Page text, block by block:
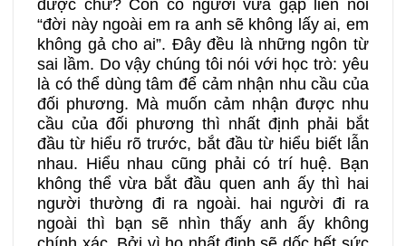
được chứ? Còn có người vừa gặp liền nói
“đời này ngoài em ra anh sẽ không lấy ai, em
không gả cho ai”. Đây đều là những ngôn từ
sai lầm. Do vậy chúng tôi nói với học trò: yêu
là có thể dùng tâm để cảm nhận nhu cầu của
đối phương. Mà muốn cảm nhận được nhu
cầu của đối phương thì nhất định phải bắt
đầu từ hiểu rõ trước, bắt đầu từ hiểu biết lẫn
nhau. Hiểu nhau cũng phải có trí huệ. Bạn
không thể vừa bắt đầu quen anh ấy thì hai
người thường đi ra ngoài. hai người đi ra
ngoài thì bạn sẽ nhìn thấy anh ấy không